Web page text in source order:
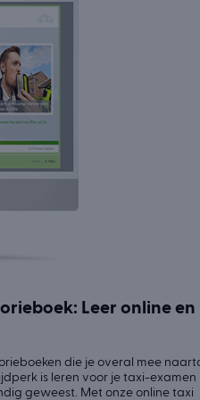
Leer online en
die je overal mee
is leren voor je taxi-examen
geweest. Met onze online taxi